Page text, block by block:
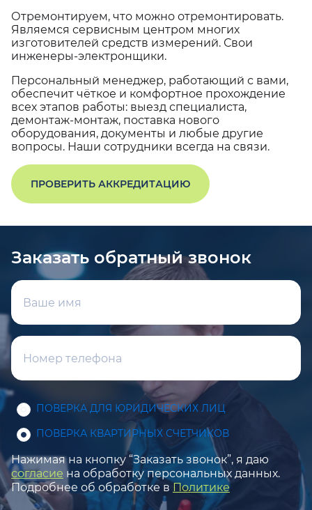
Отремонтируем, что можно отремонтировать.
Являемся сервисным центром многих
изготовителей средств измерений. Свои
инженеры-электронщики.
Персональный менеджер, работающий с вами,
обеспечит чёткое и комфортное прохождение
всех этапов работы: выезд специалиста,
демонтаж-монтаж, поставка нового
оборудования, документы и любые другие
вопросы. Наши сотрудники всегда на связи.
ПРОВЕРИТЬ АККРЕДИТАЦИЮ
Заказать обратный звонок
ПОВЕРКА ДЛЯ ЮРИДИЧЕСКИХ ЛИЦ
ПОВЕРКА КВАРТИРНЫХ СЧЕТЧИКОВ
Нажимая на кнопку “Заказать звонок”, я даю
согласие на обработку персональных данных.
Подробнее об обработке в Политике